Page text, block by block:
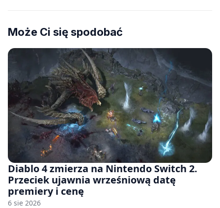
Może Ci się spodobać
Diablo 4 zmierza na Nintendo Switch 2.
Przeciek ujawnia wrześniową datę
premiery i cenę
6 sie 2026